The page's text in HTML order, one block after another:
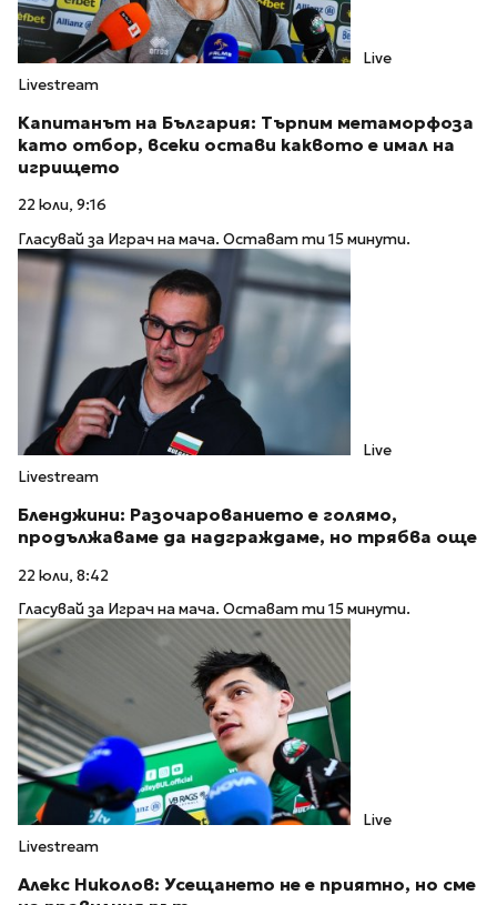
Live
Livestream
Капитанът на България: Търпим метаморфоза
като отбор, всеки остави каквото е имал на
игрището
22 юли, 9:16
Гласувай за Играч на мача. Остават ти 15 минути.
Live
Livestream
Бленджини: Разочарованието е голямо,
продължаваме да надграждаме, но трябва още
22 юли, 8:42
Гласувай за Играч на мача. Остават ти 15 минути.
Live
Livestream
Алекс Николов: Усещането не е приятно, но сме